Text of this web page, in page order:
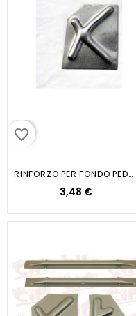
favorite_border
RINFORZO PER FONDO PEDANA IN...
3,48 €